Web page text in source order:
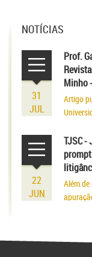
NOTÍCIAS
31
JUL
Prof.
Minho
Artigo
22
JUN
TJSC -
Além